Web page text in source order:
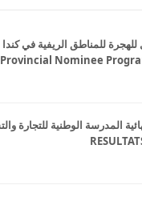
Provincial Nominee